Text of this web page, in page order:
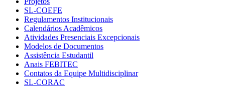
SL-COEFE
Regulamentos Institucionais
Calendários Acadêmicos
Atividades Presenciais Excepcionais
Modelos de Documentos
Assistência Estudantil
Anais FEBITEC
Contatos da Equipe Multidisciplinar
SL-CORAC